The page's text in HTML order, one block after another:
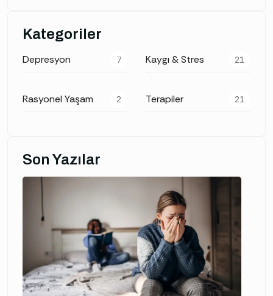
Kategoriler
Depresyon 7 Kaygı & Stres 21
Rasyonel Yaşam 2 Terapiler 21
Son Yazılar